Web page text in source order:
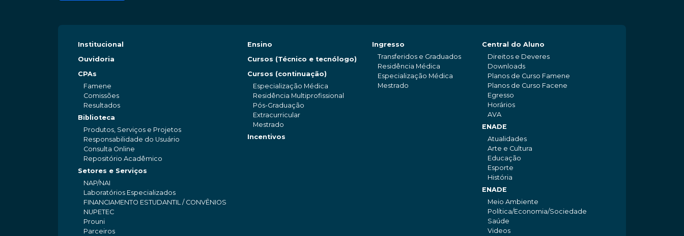
Institucional
Ouvidoria
CPAs
Famene
Comissões
Resultados
Biblioteca
Produtos, Serviços e Projetos
Responsabilidade do Usuário
Consulta Online
Repositório Acadêmico
Setores e Serviços
NAP/NAI
Laboratórios Especializados
FINANCIAMENTO ESTUDANTIL / CONVÊNIOS
NUPETEC
Prouni
Parceiros
Ensino
Cursos (Técnico e tecnólogo)
Cursos (continuação)
Especialização Médica
Residência Multiprofissional
Pós-Graduação
Extracurricular
Mestrado
Incentivos
Ingresso
Transferidos e Graduados
Residência Médica
Especialização Médica
Mestrado
Central do Aluno
Direitos e Deveres
Downloads
Planos de Curso Famene
Planos de Curso Facene
Egresso
Horários
AVA
ENADE
Atualidades
Arte e Cultura
Educação
Esporte
História
ENADE
Meio Ambiente
Política/Economia/Sociedade
Saúde
Videos